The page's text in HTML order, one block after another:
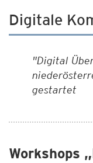
Digitale
"Digital
gestartet
Workshops